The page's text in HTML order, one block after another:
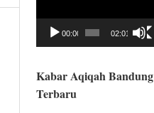
00:00 02:01
Kabar Aqiqah Bandung
Terbaru